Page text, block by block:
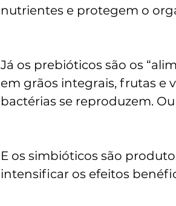
nutrientes e protegem o
Já os prebióticos são os
em grãos integrais, frutas e
bactérias se reproduzem.
E os simbióticos são
intensificar os efeitos